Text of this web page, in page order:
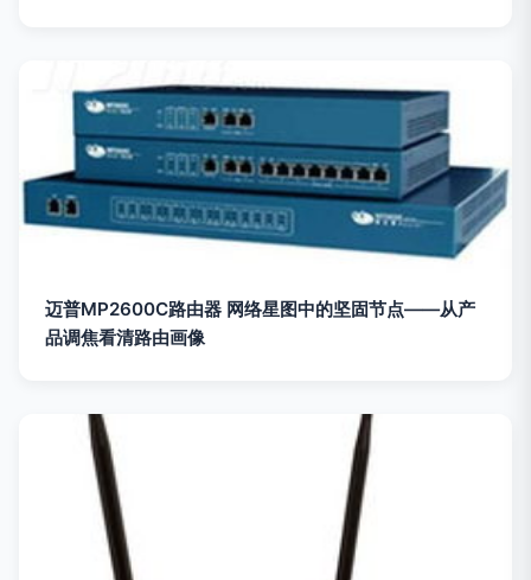
迈普MP2600C路由器 网络星图中的坚固节点——从产
品调焦看清路由画像